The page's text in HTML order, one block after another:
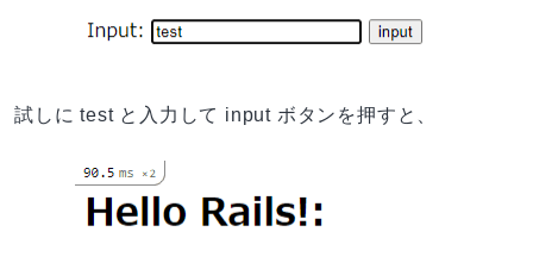
試しに test と入力して input ボタンを押すと、